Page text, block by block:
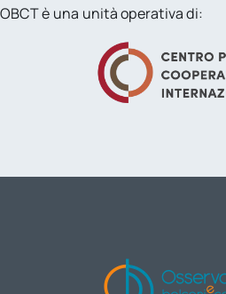
OBCT è una unità operativa di: